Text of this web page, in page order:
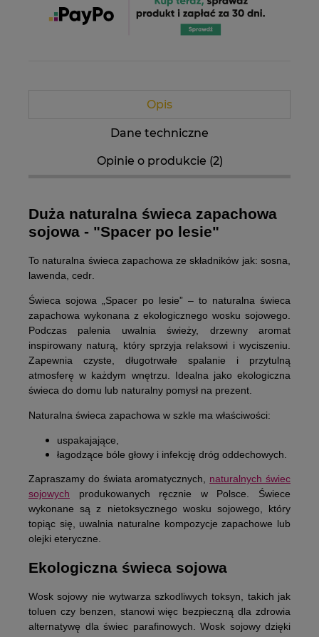
Opis
Dane techniczne
Opinie o produkcie (2)
Duża naturalna świeca zapachowa
sojowa - "Spacer po lesie"
To naturalna świeca zapachowa ze składników jak: sosna,
lawenda, cedr
Świeca sojowa „Spacer po lesie” – to naturalna świeca
zapachowa wykonana z ekologicznego wosku sojowego.
Podczas palenia uwalnia świeży, drzewny aromat
inspirowany naturą, który sprzyja relaksowi i wyciszeniu.
Zapewnia czyste, długotrwałe spalanie i przytulną
atmosferę w każdym wnętrzu. Idealna jako ekologiczna
świeca do domu lub naturalny pomysł na prezent.
Naturalna świeca zapachowa w szkle ma właściwości:
uspakajające,
łagodzące bóle głowy i infekcję dróg oddechowych.
Zapraszamy do świata aromatycznych, naturalnych świec
sojowych
produkowanych ręcznie w Polsce . Świece
wykonane są z nietoksycznego wosku sojowego, który
topiąc się, uwalnia naturalne kompozycje zapachowe lub
olejki eteryczne.
Ekologiczna świeca sojowa
Wosk sojowy nie wytwarza szkodliwych toksyn , takich jak
toluen czy benzen, stanowi więc bezpieczną dla zdrowia
alternatywę dla świec parafinowych. Wosk sojowy dzięki